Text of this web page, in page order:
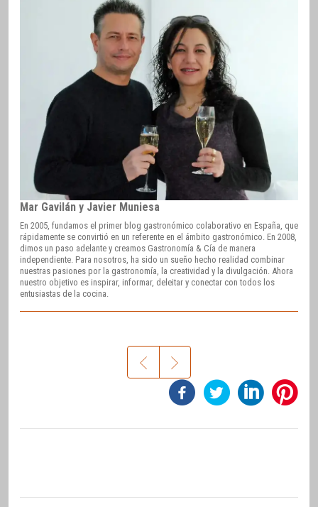
Mar Gavilán y Javier Muniesa
En 2005, fundamos el primer blog gastronómico colaborativo en España, que
rápidamente se convirtió en un referente en el ámbito gastronómico. En 2008,
dimos un paso adelante y creamos Gastronomía & Cía de manera
independiente. Para nosotros, ha sido un sueño hecho realidad combinar
nuestras pasiones por la gastronomía, la creatividad y la divulgación. Ahora
nuestro objetivo es inspirar, informar, deleitar y conectar con todos los
entusiastas de la cocina.